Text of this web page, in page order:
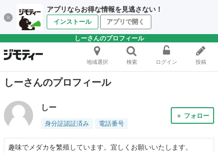
アプリならお得な情報を見逃さない！
インストール アプリで開く
しーさんのプロフィール
地域選択 検索 ログイン 投稿
しーさんのプロフィール
しー
身分証認証済み 電話番号
＋ フォロー
趣味でメダカを繁殖しています。宜しくお願いいたします。